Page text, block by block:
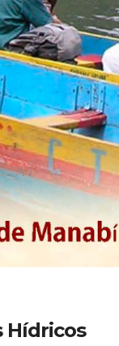
Hídricos